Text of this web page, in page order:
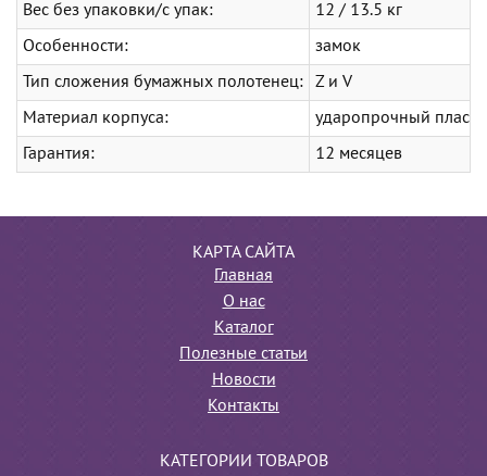
Вес без упаковки/с упак: 12 / 13.5 кг
Особенности: замок
Тип сложения бумажных полотенец: Z и V
Материал корпуса: ударопрочный
Гарантия: 12 месяцев
КАРТА САЙТА
Главная
О нас
Каталог
Полезные статьи
Новости
Контакты
КАТЕГОРИИ ТОВАРОВ